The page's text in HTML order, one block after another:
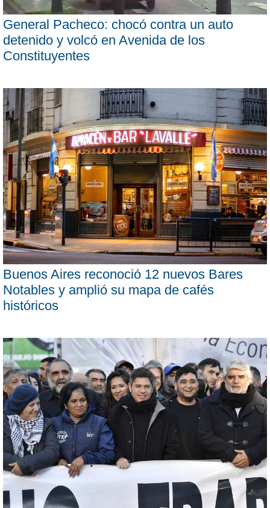
General Pacheco: chocó contra un auto
detenido y volcó en Avenida de los
Constituyentes
Buenos Aires reconoció 12 nuevos Bares
Notables y amplió su mapa de cafés
históricos